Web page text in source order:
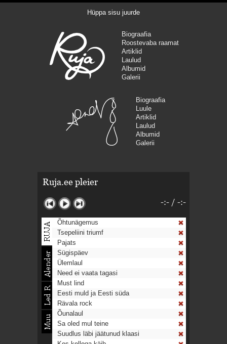
Hüppa sisu juurde
Biograafia
Roostevaba raamat
Artiklid
Laulud
Albumid
Galerii
Biograafia
Luule
Artiklid
Laulud
Albumid
Galerii
Ruja.ee pleier
-:- / -:-
Õhtunägemus
Tsepeliini triumf
Pajats
Sügispäev
Ülemlaul
Need ei vaata tagasi
Must lind
Eesti muld ja Eesti süda
Rävala rock
Õunalaul
Sa oled mul teine
Suudlus läbi jäätunud klaasi